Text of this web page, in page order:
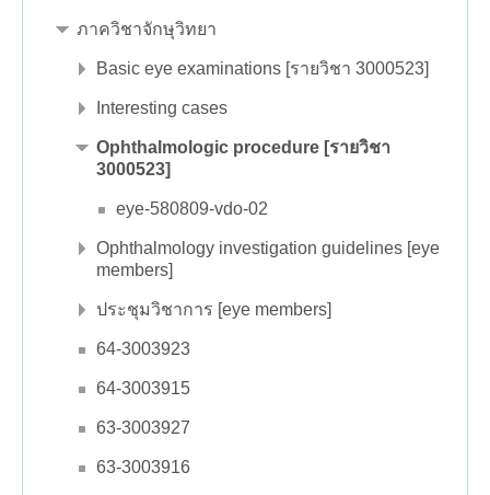
ภาควิชาจักษุวิทยา
Basic eye examinations [รายวิชา 3000523]
Interesting cases
Ophthalmologic procedure [รายวิชา
3000523]
eye-580809-vdo-02
Ophthalmology investigation guidelines [eye
members]
ประชุมวิชาการ [eye members]
64-3003923
64-3003915
63-3003927
63-3003916